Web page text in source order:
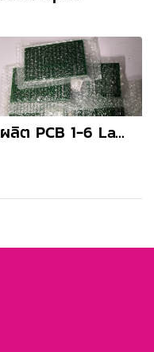
ผลิต PCB 1-6 Layer